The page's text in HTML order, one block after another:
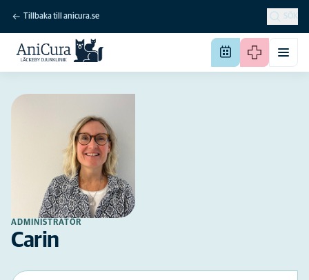
Tillbaka till anicura.se SÖK
ADMINISTRATÖR
Carin